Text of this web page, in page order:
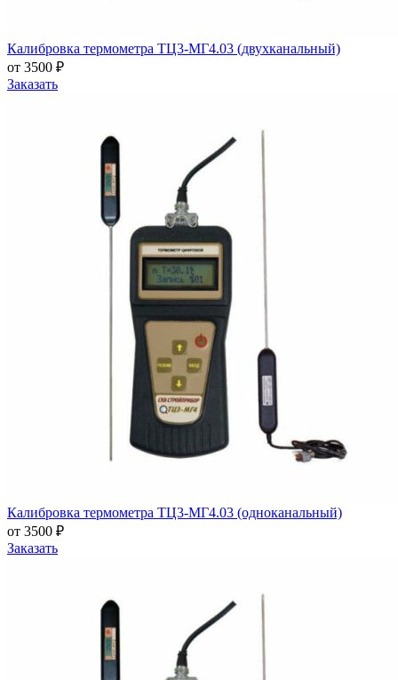
Калибровка термометра ТЦ3-МГ4.03 (двухканальный)
от 3500 ₽
Заказать
Калибровка термометра ТЦ3-МГ4.03 (одноканальный)
от 3500 ₽
Заказать